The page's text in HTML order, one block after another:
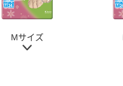
Mサイズ